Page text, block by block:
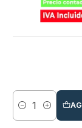
Cantidad